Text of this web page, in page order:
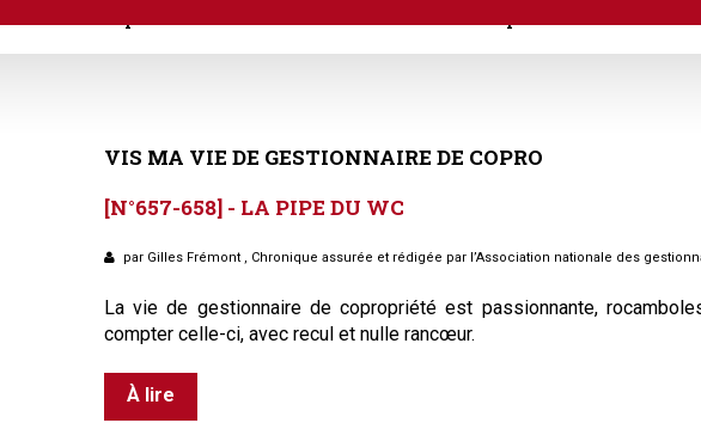
Études et rapports
•Erreurs à éviter
•À chacun sa quote -
•Vis ma vie de
Association syndicale de
Application du statut
Convocations
Pouvoirs
Bureaux de l'assemblée
Vote des résolutions
VIS MA VIE DE GESTIONNAIRE DE COPRO
[N°657-658] - LA PIPE DU WC
par Gilles Frémont , Chronique assurée et rédigée par l’Association nationale des
La vie de gestionnaire de copropriété est passionnante,
compter celle-ci, avec recul et nulle rancœur.
À lire